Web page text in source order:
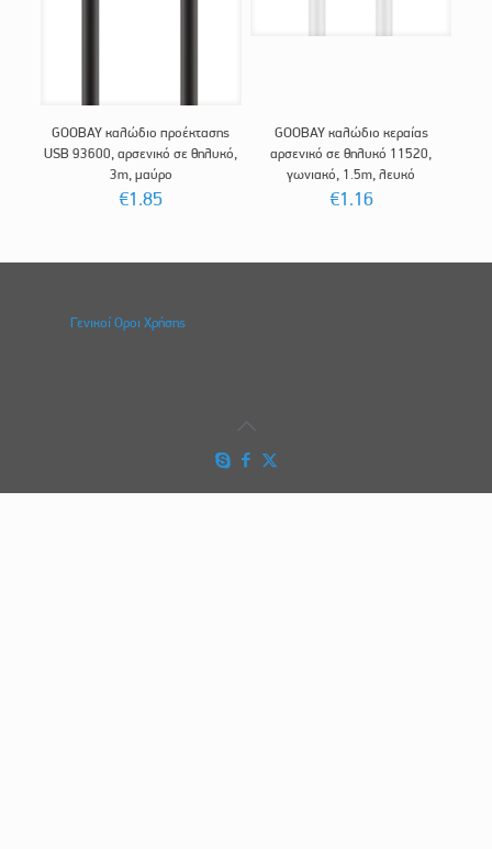
GOOBAY καλώδιο προέκτασης
USB 93600, αρσενικό σε θηλυκό,
3m, μαύρο
€1.85
GOOBAY καλώδιο κεραίας
αρσενικό σε θηλυκό 11520,
γωνιακό, 1.5m, λευκό
€1.16
Γενικοί Οροι Χρήσης